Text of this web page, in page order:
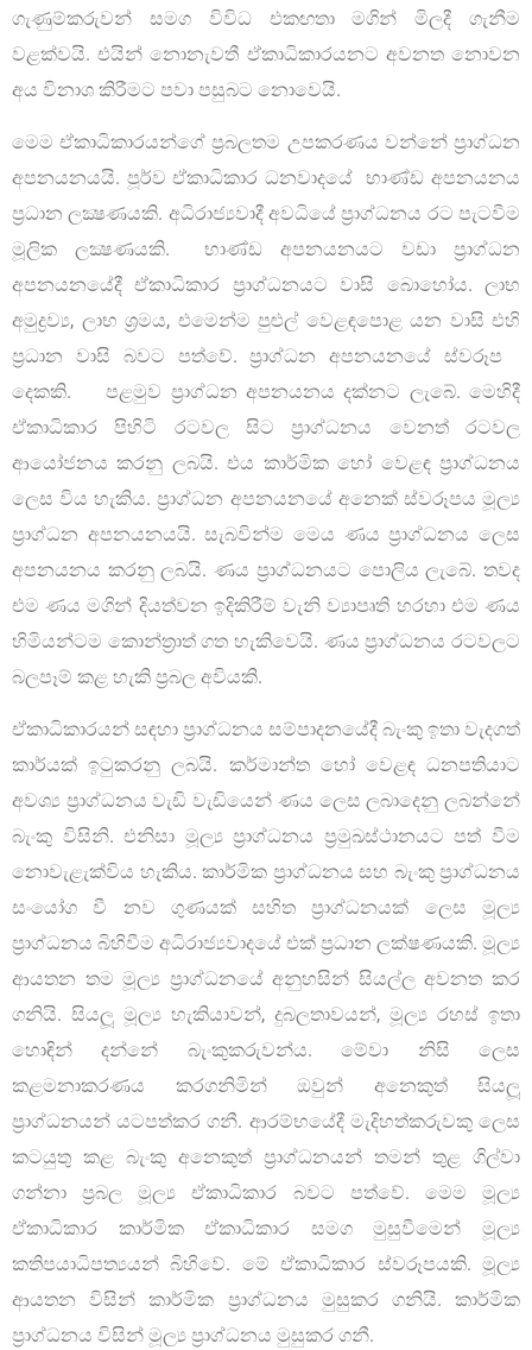
ගැණුම්කරුවන් සමග විවිධ එකඟතා මගින් මිලදී ගැනීම
වළක්වයි. එයින් නොනැවතී ඒකාධිකාරයනට අවනත නොවන
අය විනාශ කිරීමට පවා පසුබට නොවෙයි.
මෙම ඒකාධිකාරයන්ගේ ප‍්‍රබලතම උපකරණය වන්නේ ප්‍රාග්ධන
අපනයනයයි. පූර්ව ඒකාධිකාර ධනවාදයේ භාණ්ඩ අපනයනය
ප‍්‍රධාන ලක්‍ෂණයකි. අධිරාජ්‍යවාදී අවධියේ ප්‍රාග්ධනය රට පැටවීම
මූලික ලක්‍ෂණයකි. භාණ්ඩ අපනයනයට වඩා ප්‍රාග්ධන
අපනයනයේදී ඒකාධිකාර ප්‍රාග්ධනයට වාසි බොහෝය. ලාභ
අමුද්‍රව්‍ය, ලාභ ශ‍්‍රමය, එමෙන්ම පුළුල් වෙළඳපොළ යන වාසි එහි
ප‍්‍රධාන වාසි බවට පත්වේ. ප්‍රාග්ධන අපනයනයේ ස්වරූප
දෙකකි. පළමුව ප්‍රාග්ධන අපනයනය දක්නට ලැබේ. මෙහිදී
ඒකාධිකාර පිහිටි රටවල සිට ප්‍රාග්ධනය වෙනත් රටවල
ආයෝජනය කරනු ලබයි. එය කාර්මික හෝ වෙළඳ ප්‍රාග්ධනය
ලෙස විය හැකිය. ප්‍රාග්ධන අපනයනයේ අනෙක් ස්වරූපය මූල්‍ය
ප්‍රාග්ධන අපනයනයයි. සැබවින්ම මෙය ණය ප්‍රාග්ධනය ලෙස
අපනයනය කරනු ලබයි. ණය ප්‍රාග්ධනයට පොලිය ලැබේ. තවද
එම ණය මගින් දියත්වන ඉදිකිරීම් වැනි ව්‍යාපෘති හරහා එම ණය
හිමියන්ටම කොන්ත‍්‍රාත් ගත හැකිවෙයි. ණය ප්‍රාග්ධනය රටවලට
බලපෑම් කළ හැකි ප‍්‍රබල අවියකි.
ඒකාධිකාරයන් සඳහා ප්‍රාග්ධනය සම්පාදනයේදී බැංකු ඉතා වැදගත්
කාර්යක් ඉටුකරනු ලබයි. කර්මාන්ත හෝ වෙළඳ ධනපතියාට
අවශ්‍ය ප්‍රාග්ධනය වැඩි වැඩියෙන් ණය ලෙස ලබාදෙනු ලබන්නේ
බැංකු විසිනි. එනිසා මූල්‍ය ප්‍රාග්ධනය ප‍්‍රමුඛස්ථානයට පත් වීම
නොවැළැක්විය හැකිය. කාර්මික ප්‍රාග්ධනය සහ බැංකු ප්‍රාග්ධනය
සංයෝග වී නව ගුණයක් සහිත ප්‍රාග්ධනයක් ලෙස මූල්‍ය
ප්‍රාග්ධනය බිහිවීම අධිරාජ්‍යවාදයේ එක් ප‍්‍රධාන ලක්ෂණයකි. මූල්‍ය
ආයතන තම මූල්‍ය ප්‍රාග්ධනයේ අනුහසින් සියල්ල අවනත කර
ගනියි. සියලූ මූල්‍ය හැකියාවන්, දුබලතාවයන්, මූල්‍ය රහස් ඉතා
හොඳින් දන්නේ බැංකුකරුවන්ය. මේවා නිසි ලෙස
කළමනාකරණය කරගනිමින් ඔවුන් අනෙකුත් සියලූ
ප්‍රාග්ධනයන් යටපත්කර ගනී. ආරම්භයේදී මැදිහත්කරුවකු ලෙස
කටයුතු කළ බැංකු අනෙකුත් ප්‍රාග්ධනයන් තමන් තුළ ගිල්වා
ගන්නා ප‍්‍රබල මූල්‍ය ඒකාධිකාර බවට පත්වේ. මෙම මූල්‍ය
ඒකාධිකාර කාර්මික ඒකාධිකාර සමග මුසුවීමෙන් මූල්‍ය
කතිපයාධිපත්‍යයන් බිහිවේ. මේ ඒකාධිකාර ස්වරූපයකි. මූල්‍ය
ආයතන විසින් කාර්මික ප්‍රාග්ධනය මුසුකර ගනියි. කාර්මික
ප්‍රාග්ධනය විසින් මූල්‍ය ප්‍රාග්ධනය මුසුකර ගනී.